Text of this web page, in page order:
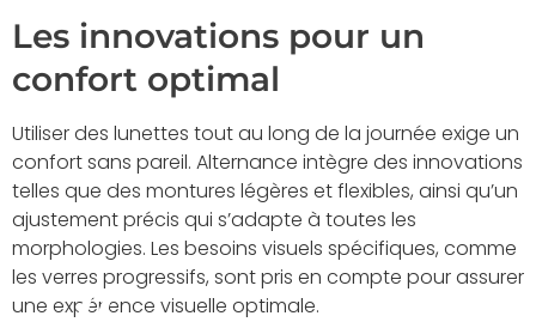
Les innovations pour un
confort optimal
Utiliser des lunettes tout au long de la journée exige un
confort sans pareil. Alternance intègre des innovations
telles que des montures légères et flexibles, ainsi qu’un
ajustement précis qui s’adapte à toutes les
morphologies. Les besoins visuels spécifiques, comme
les verres progressifs, sont pris en compte pour assurer
une expérience visuelle optimale.